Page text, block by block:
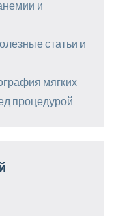
и
статьи и
мягких
процедурой